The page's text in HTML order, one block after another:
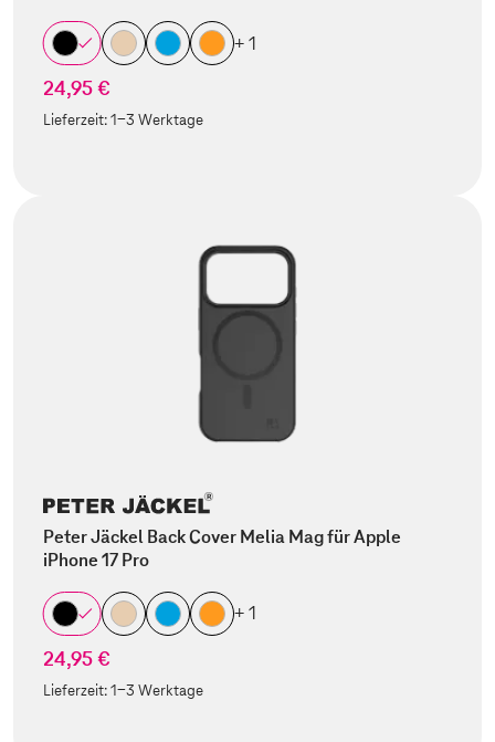
+ 1
24,95 €
Lieferzeit:1-3 Werktage
Peter Jäckel Back Cover Melia Mag für Apple
iPhone 17 Pro
+ 1
24,95 €
Lieferzeit:1-3 Werktage